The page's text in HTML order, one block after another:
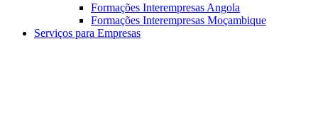
Formações Interempresas Angola
Formações Interempresas Moçambique
Serviços para Empresas